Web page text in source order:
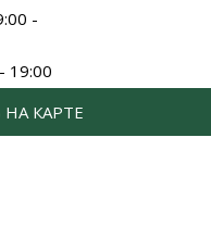
-
19:00
КАРТЕ